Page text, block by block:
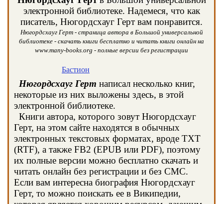
электронной библиотеке. Надемеся, что как
писатель, Нюгордсхауг Герт вам понравится.
Нюгордсхауг Герт - страница автора в Большой универсальной
библиотеке - скачать книги бесплатно и читать книги онлайн на
www.many-books.org - полные версии без регистрации
Бастион
Нюгордсхауг Герт написал несколько книг,
некоторые из них выложены здесь, в этой
электронной библиотеке.
Книги автора, которого зовут Нюгордсхауг
Герт, на этом сайте находятся в обычных
электронных текстовых форматах, вроде TXT
(RTF), а также FB2 (EPUB или PDF), поэтому
их полные версии можно бесплатно скачать и
читать онлайн без регистрации и без СМС.
Если вам интересна биография Нюгордсхауг
Герт, то можно поискать ее в Википедии,